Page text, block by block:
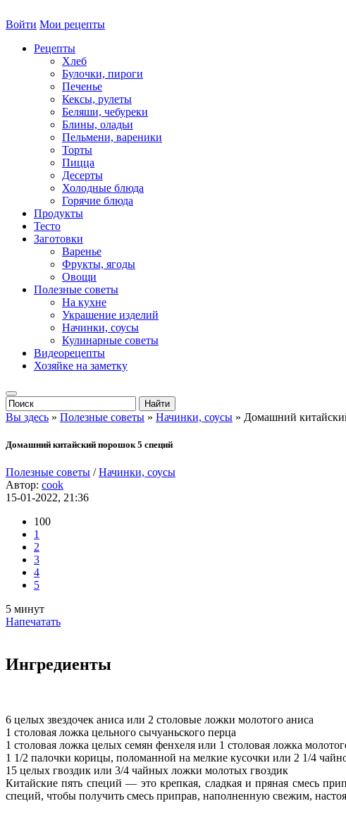
Войти Мои рецепты
Рецепты
Хлеб
Булочки, пироги
Печенье
Кексы, рулеты
Беляши, чебуреки
Блины, оладьи
Пельмени, вареники
Торты
Пицца
Десерты
Холодные блюда
Горячие блюда
Продукты
Тесто
Заготовки
Варенье
Фрукты, ягоды
Овощи
Полезные советы
На кухне
Украшение изделий
Начинки, соусы
Кулинарные советы
Видеорецепты
Хозяйке на заметку
Вы здесь » Полезные советы » Начинки, соусы » Домашний
Домашний китайский порошок 5 специй
Полезные советы /Начинки, соусы
Автор: cook
15-01-2022, 21:36
100
1
2
3
4
5
5 минут
Напечатать
Ингредиенты
6 целых звездочек аниса или 2 столовые ложки молотого аниса
1 столовая ложка цельного сычуаньского перца
1 столовая ложка целых семян фенхеля или 1 столовая ложка
1 1/2 палочки корицы, поломанной на мелкие кусочки или 2 1/4
15 целых гвоздик или 3/4 чайных ложки молотых гвоздик
Китайские пять специй — это крепкая, сладкая и пряная смесь
специй, чтобы получить смесь приправ, наполненную свежим,